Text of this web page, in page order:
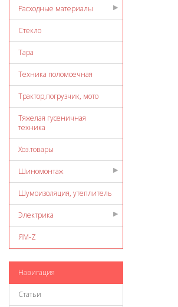
Расходные материалы
Стекло
Тара
Техника поломоечная
Трактор,погрузчик, мото
Тяжелая гусеничная
техника
Хоз.товары
Шиномонтаж
Шумоизоляция, утеплитель
Электрика
ЯМ-Z
Навигация
Статьи